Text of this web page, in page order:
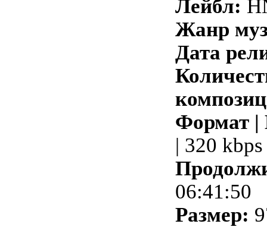
Лейбл:
Жанр
Дата
Формат |
| 320 kbps
06:41:50
Размер: